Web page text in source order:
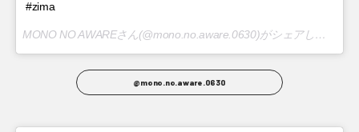
#zima
MONO NO AWAREさん(@mono.no.aware.0630)がシェアした投稿 –
@mono.no.aware.0630